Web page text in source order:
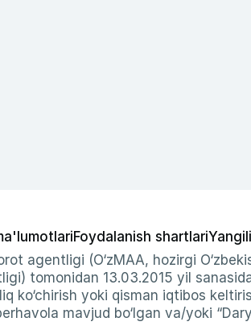
Foydalanish shartlari
agentligi (O‘zMAA, hozirgi
tomonidan 13.03.2015 yil
ko‘chirish yoki qisman iqtibos
mavjud bo‘lgan va/yoki